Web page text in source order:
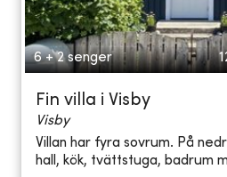
6 + 2 senger
Fin villa i Visby
Visby
Villan har fyra sovrum. På
hall, kök, tvättstuga, badrum